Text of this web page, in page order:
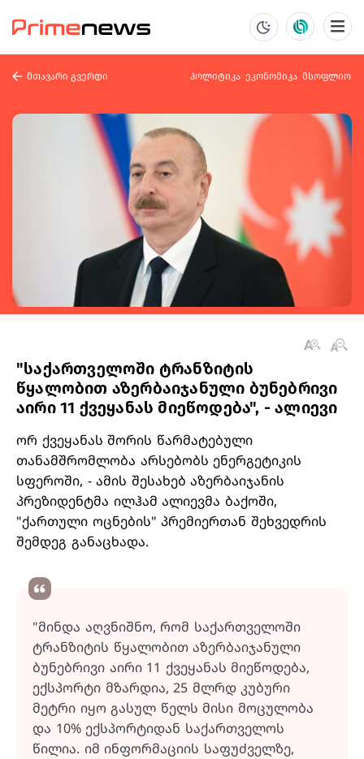
მთავარი გვერდი პოლიტიკა ეკონომიკა მსოფლიო
"საქართველოში ტრანზიტის
წყალობით აზერბაიჯანული ბუნებრივი
აირი 11 ქვეყანას მიეწოდება", - ალიევი
ორ ქვეყანას შორის წარმატებული
თანამშრომლობა არსებობს ენერგეტიკის
სფეროში, - ამის შესახებ აზერბაიჯანის
პრეზიდენტმა ილჰამ ალიევმა ბაქოში,
"ქართული ოცნების" პრემიერთან შეხვედრის
შემდეგ განაცხადა.
"მინდა აღვნიშნო, რომ საქართველოში
ტრანზიტის წყალობით აზერბაიჯანული
ბუნებრივი აირი 11 ქვეყანას მიეწოდება,
ექსპორტი მზარდია, 25 მლრდ კუბური
მეტრი იყო გასულ წელს მისი მოცულობა
და 10% ექსპორტიდან საქართველოს
წილია. იმ ინფორმაციის საფუძველზე,